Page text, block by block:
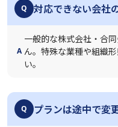
Q 対応できない会社
A
一般的な株式会社・合
ん。特殊な業種や組織
い。
Q プランは途中で変